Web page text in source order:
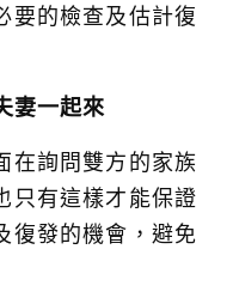
要的檢查及估計復
妻一起來
在詢問雙方的家族
只有這樣才能保證
復發的機會，避免